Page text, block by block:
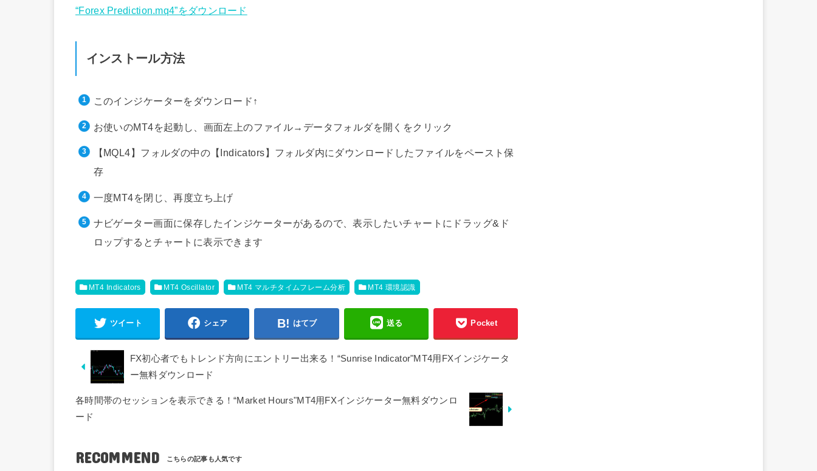
“Forex Prediction.mq4”をダウンロード
インストール方法
このインジケーターをダウンロード↑
お使いのMT4を起動し、画面左上のファイル→データフォルダを開くをクリック
【MQL4】フォルダの中の【Indicators】フォルダ内にダウンロードしたファイルをペースト保
存
一度MT4を閉じ、再度立ち上げ
ナビゲーター画面に保存したインジケーターがあるので、表示したいチャートにドラッグ&ド
ロップするとチャートに表示できます
MT4 Indicators MT4 Oscillator MT4 マルチタイムフレーム分析 MT4 環境認識
ツイート シェア はてブ 送る Pocket
FX初心者でもトレンド方向にエントリー出来る！“Sunrise Indicator"MT4用FXインジケータ
ー無料ダウンロード
各時間帯のセッションを表示できる！“Market Hours"MT4用FXインジケーター無料ダウンロ
ード
RECOMMEND